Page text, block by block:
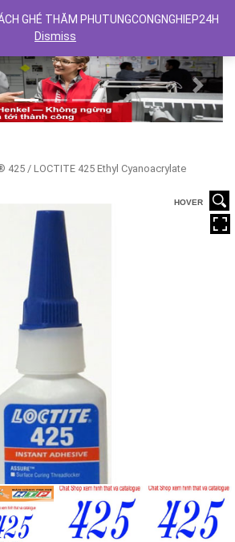
Next
425 / LOCTITE 425 Ethyl Cyanoacrylate
HOVER
GHÉ THĂM PHUTUNGCONGNGHIEP24H
Dismiss